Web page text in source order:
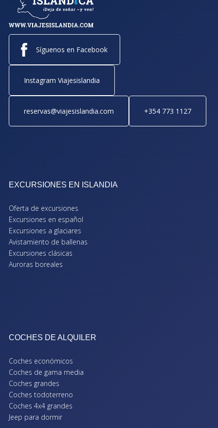
Síguenos en Facebook
Instagram Viajesislandia
reservas@viajesislandia.com +354 773 1127
EXCURSIONES EN ISLANDIA
Oferta de excursiones
Excursiones en español
Excursiones a glaciares
Avistamiento de ballenas
Excursiones clásicas
Auroras boreales
COCHES DE ALQUILER
Coches económicos
Coches de gama media
Coches grandes
Coches todoterreno
Coches 4x4 grandes
Jeep para dormir